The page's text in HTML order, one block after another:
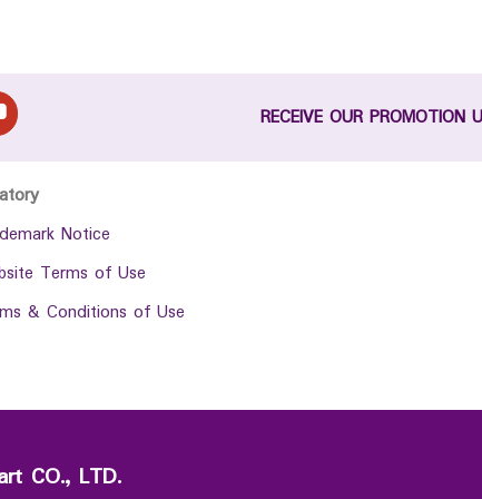
RECEIVE OUR PROMOTION
Notice
Terms of Use
& Conditions of Use
CO., LTD.